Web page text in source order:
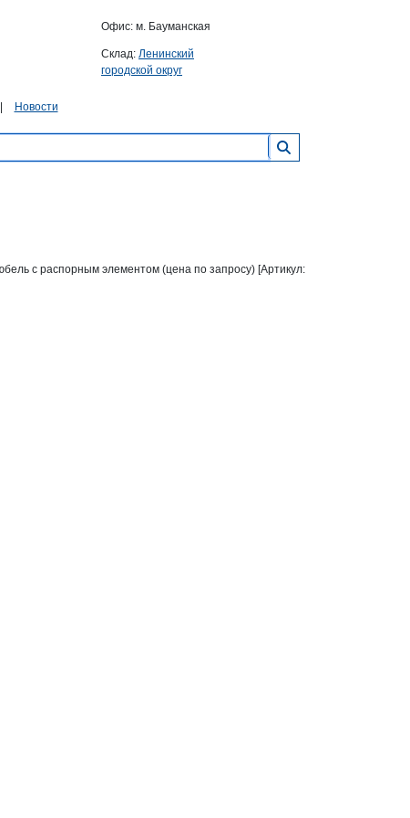
Офис: м. Бауманская
Склад: Ленинский
городской округ
Новости
с распорным элементом (цена по запросу) [Артикул: